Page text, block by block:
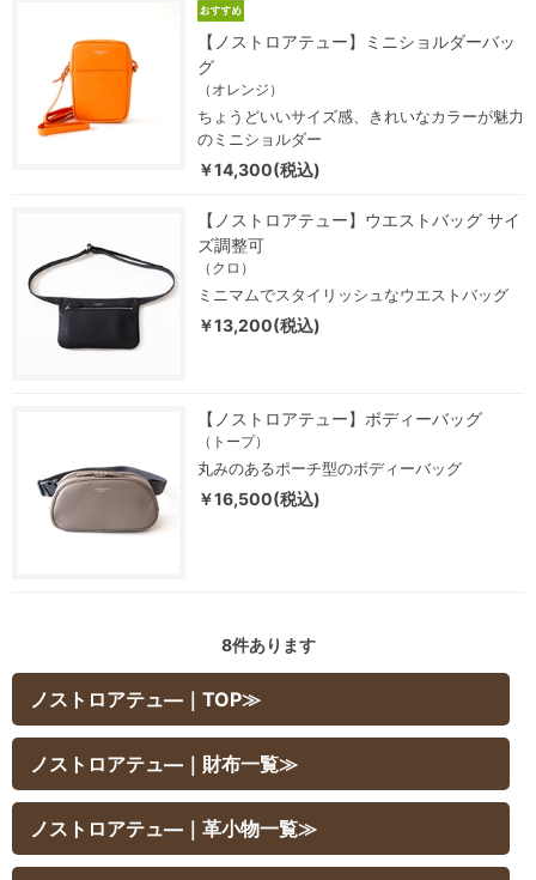
【ノストロアテュー】ミニショルダーバッ
グ
（オレンジ）
ちょうどいいサイズ感、きれいなカラーが魅力
のミニショルダー
￥14,300(税込)
【ノストロアテュー】ウエストバッグ サイ
ズ調整可
（クロ）
ミニマムでスタイリッシュなウエストバッグ
￥13,200(税込)
【ノストロアテュー】ボディーバッグ
（トープ）
丸みのあるポーチ型のボディーバッグ
￥16,500(税込)
8件あります
ノストロアテュ―｜TOP≫
ノストロアテュ―｜財布一覧≫
ノストロアテュ―｜革小物一覧≫